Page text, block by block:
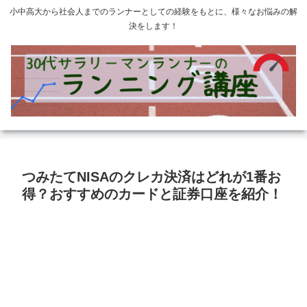
小中高大から社会人までのランナーとしての経験をもとに、様々なお悩みの解
決をします！
つみたてNISAのクレカ決済はどれが1番お
得？おすすめのカードと証券口座を紹介！